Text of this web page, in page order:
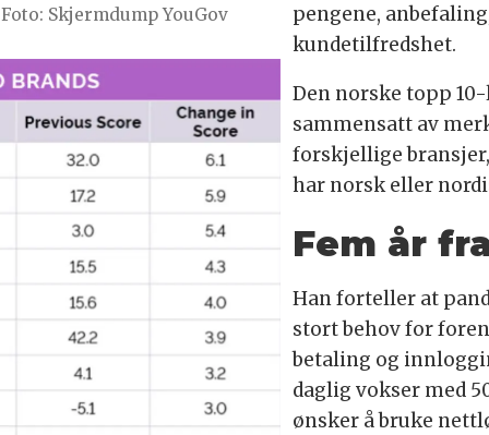
Foto: Skjermdump YouGov
pengene,
kundetilfredshet.
Den norske topp
sammensatt av
forskjellige
har norsk eller
Fem år
Han forteller at
stort behov for
betaling og
daglig vokser med
ønsker å bruke